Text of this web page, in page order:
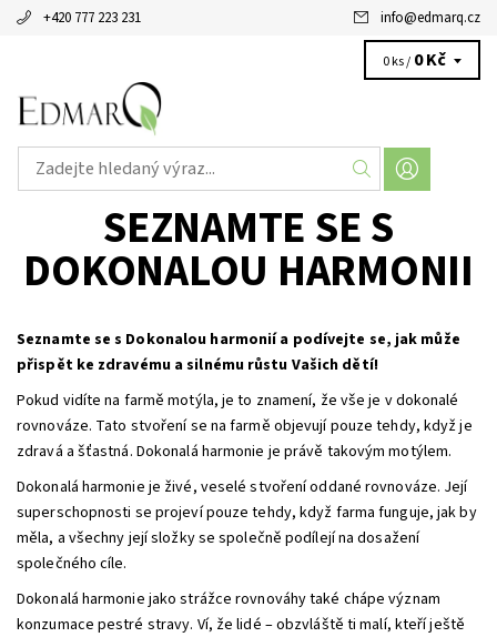
+420 777 223 231 info@edmarq.cz
0 ks / 0 Kč
SEZNAMTE SE S
DOKONALOU HARMONII
Seznamte se s Dokonalou harmonií a podívejte se, jak může
přispět ke zdravému a silnému růstu Vašich dětí!
Pokud vidíte na farmě motýla, je to znamení, že vše je v dokonalé
rovnováze. Tato stvoření se na farmě objevují pouze tehdy, když je
zdravá a šťastná. Dokonalá harmonie je právě takovým motýlem.
Dokonalá harmonie je živé, veselé stvoření oddané rovnováze. Její
superschopnosti se projeví pouze tehdy, když farma funguje, jak by
měla, a všechny její složky se společně podílejí na dosažení
společného cíle.
Dokonalá harmonie jako strážce rovnováhy také chápe význam
konzumace pestré stravy. Ví, že lidé – obzvláště ti malí, kteří ještě